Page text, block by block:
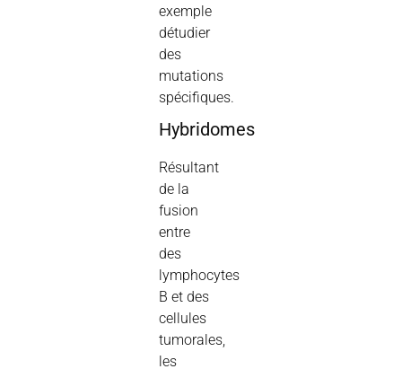
exemple
détudier
des
mutations
spécifiques.
Hybridomes
Résultant
de la
fusion
entre
des
lymphocytes
B et des
cellules
tumorales,
les